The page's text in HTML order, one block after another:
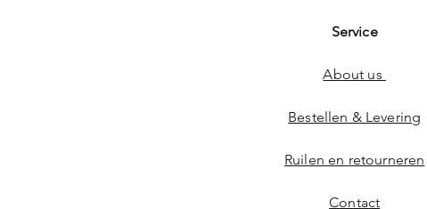
Service
About us
Bestellen & Levering
Ruilen en retourneren
Contact